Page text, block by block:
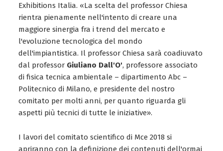
Exhibitions Italia. «La scelta del professor Chiesa
rientra pienamente nell'intento di creare una
maggiore sinergia fra i trend del mercato e
l'evoluzione tecnologica del mondo
dell'impiantistica. Il professor Chiesa sarà coadiuvato
dal professor Giuliano Dall'O', professore associato
di fisica tecnica ambientale – dipartimento Abc –
Politecnico di Milano, e presidente del nostro
comitato per molti anni, per quanto riguarda gli
aspetti più tecnici di tutte le iniziative».
I lavori del comitato scientifico di Mce 2018 si
apriranno con la definizione dei contenuti dell'ormai